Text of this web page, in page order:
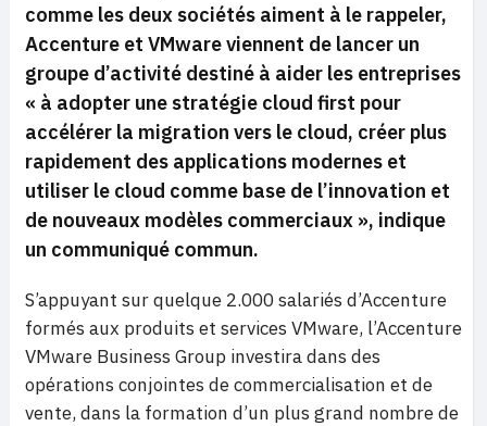
comme les deux sociétés aiment à le rappeler,
Accenture et VMware viennent de lancer un
groupe d’activité destiné à aider les entreprises
« à adopter une stratégie cloud first pour
accélérer la migration vers le cloud, créer plus
rapidement des applications modernes et
utiliser le cloud comme base de l’innovation et
de nouveaux modèles commerciaux », indique
un communiqué commun.
S’appuyant sur quelque 2.000 salariés d’Accenture
formés aux produits et services VMware, l’Accenture
VMware Business Group investira dans des
opérations conjointes de commercialisation et de
vente, dans la formation d’un plus grand nombre de